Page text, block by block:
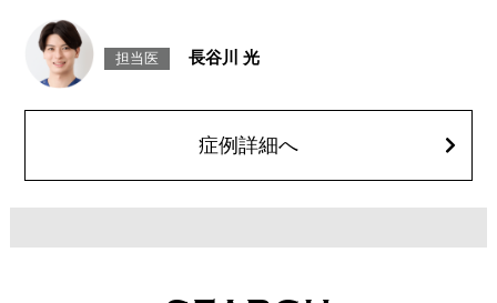
リスク、副作用：腫れ、内出血、疼痛、頭痛、引き攣れ感などが生じるこ
とがございます。また、稀ではありますが、施術部位の細菌感染症、皮膚
のよれ、繊維の突出などが生じることがございます。化膿止め・痛み止め
を処方しております。服用により、何か異常があれば服用を中止してくだ
費用：1部位 184,800円(税込)
オプション：笑気麻酔 3,300円(税込)
担当医 長谷川 光
症例詳細へ